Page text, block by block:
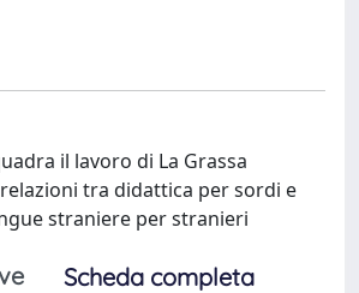
il lavoro di La Grassa
tra didattica per sordi e
straniere per stranieri
Scheda completa